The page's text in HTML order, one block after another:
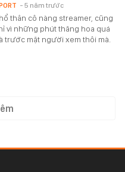
thân cô nàng streamer, cũng
vì những phút thăng hoa quá
trước mặt người xem thôi mà.
- 5 năm trước